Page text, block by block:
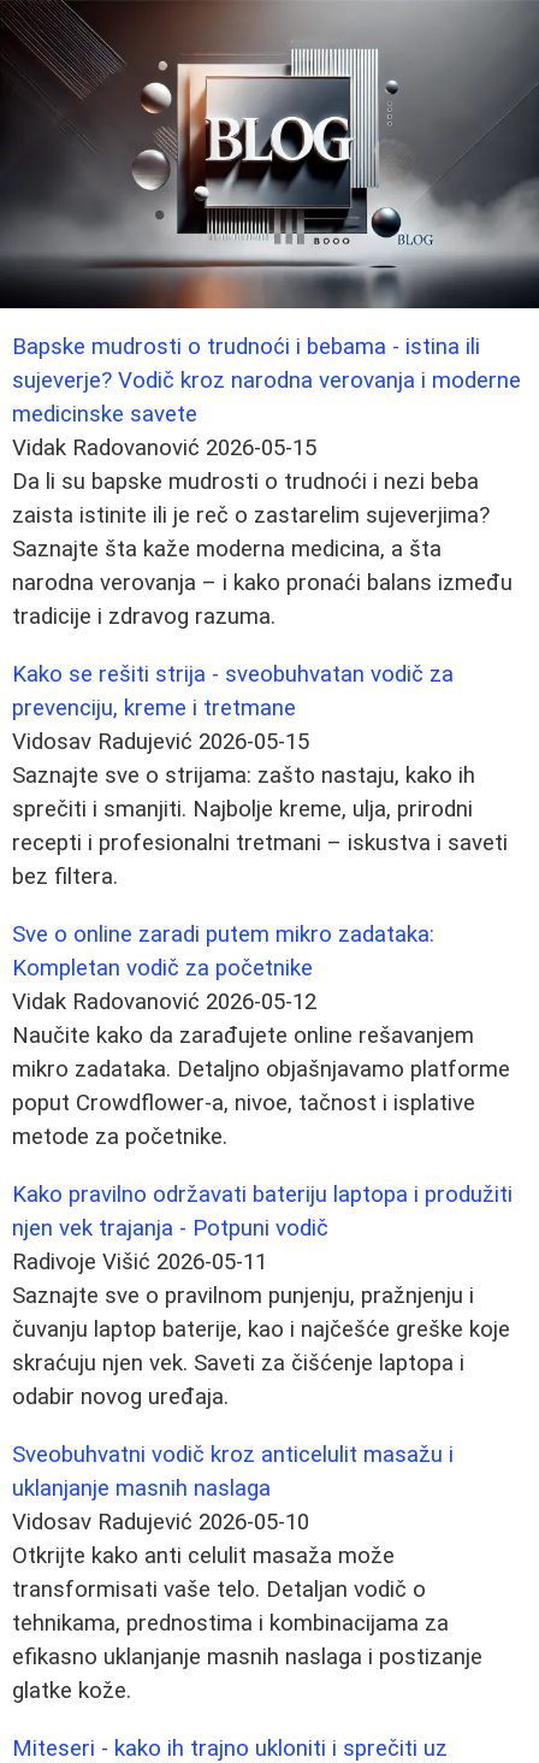
Bapske mudrosti o trudnoći i bebama - istina ili
sujeverje? Vodič kroz narodna verovanja i moderne
medicinske savete
Vidak Radovanović 2026-05-15
Da li su bapske mudrosti o trudnoći i nezi beba
zaista istinite ili je reč o zastarelim sujeverjima?
Saznajte šta kaže moderna medicina, a šta
narodna verovanja – i kako pronaći balans između
tradicije i zdravog razuma.
Kako se rešiti strija - sveobuhvatan vodič za
prevenciju, kreme i tretmane
Vidosav Radujević 2026-05-15
Saznajte sve o strijama: zašto nastaju, kako ih
sprečiti i smanjiti. Najbolje kreme, ulja, prirodni
recepti i profesionalni tretmani – iskustva i saveti
bez filtera.
Sve o online zaradi putem mikro zadataka:
Kompletan vodič za početnike
Vidak Radovanović 2026-05-12
Naučite kako da zarađujete online rešavanjem
mikro zadataka. Detaljno objašnjavamo platforme
poput Crowdflower-a, nivoe, tačnost i isplative
metode za početnike.
Kako pravilno održavati bateriju laptopa i produžiti
njen vek trajanja - Potpuni vodič
Radivoje Višić 2026-05-11
Saznajte sve o pravilnom punjenju, pražnjenju i
čuvanju laptop baterije, kao i najčešće greške koje
skraćuju njen vek. Saveti za čišćenje laptopa i
odabir novog uređaja.
Sveobuhvatni vodič kroz anticelulit masažu i
uklanjanje masnih naslaga
Vidosav Radujević 2026-05-10
Otkrijte kako anti celulit masaža može
transformisati vaše telo. Detaljan vodič o
tehnikama, prednostima i kombinacijama za
efikasno uklanjanje masnih naslaga i postizanje
glatke kože.
Miteseri - kako ih trajno ukloniti i sprečiti uz